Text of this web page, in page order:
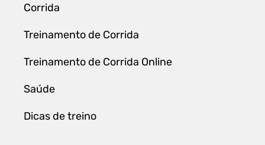
Corrida
Treinamento de Corrida
Treinamento de Corrida Online
Saúde
Dicas de treino